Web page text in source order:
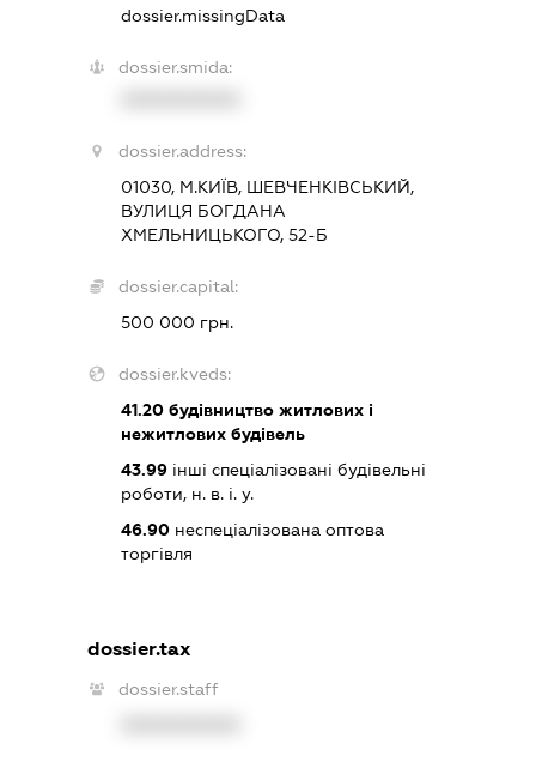
dossier.missingData
dossier.smida:
dossier.address:
01030, М.КИЇВ, ШЕВЧЕНКІВСЬКИЙ,
ВУЛИЦЯ БОГДАНА
ХМЕЛЬНИЦЬКОГО, 52-Б
dossier.capital:
500 000 грн.
dossier.kveds:
41.20будівництво житлових і
нежитлових будівель
43.99інші спеціалізовані будівельні
роботи, н. в. і. у.
46.90неспеціалізована оптова
торгівля
dossier.tax
dossier.staff